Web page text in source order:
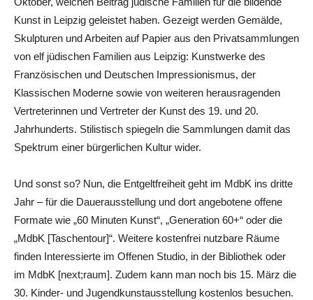
Kunst in Leipzig geleistet haben. Gezeigt werden Gemälde,
Skulpturen und Arbeiten auf Papier aus den Privatsammlungen
von elf jüdischen Familien aus Leipzig: Kunstwerke des
Französischen und Deutschen Impressionismus, der
Klassischen Moderne sowie von weiteren herausragenden
Vertreterinnen und Vertreter der Kunst des 19. und 20.
Jahrhunderts. Stilistisch spiegeln die Sammlungen damit das
Spektrum einer bürgerlichen Kultur wider.
Und sonst so? Nun, die Entgeltfreiheit geht im MdbK ins dritte
Jahr – für die Dauerausstellung und dort angebotene offene
Formate wie „60 Minuten Kunst“, „Generation 60+“ oder die
„MdbK [Taschentour]“. Weitere kostenfrei nutzbare Räume
finden Interessierte im Offenen Studio, in der Bibliothek oder
im MdbK [next;raum]. Zudem kann man noch bis 15. März die
30. Kinder- und Jugendkunstausstellung kostenlos besuchen.